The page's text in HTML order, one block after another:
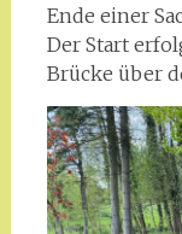
Ende einer
Der Start
Brücke über